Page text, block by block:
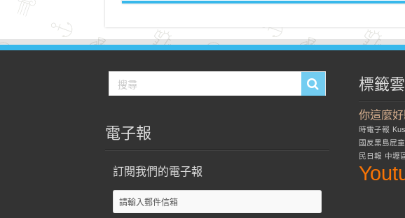
電子報
訂閱我們的電子報
標籤雲
你這麼
時電子報
國反黑島屁
民日報 中壢